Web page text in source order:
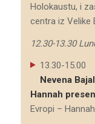
Holokaustu, i
centra iz Velike
12.30-13.30
13.30-15.00
Nevena
Hannah
Evropi –